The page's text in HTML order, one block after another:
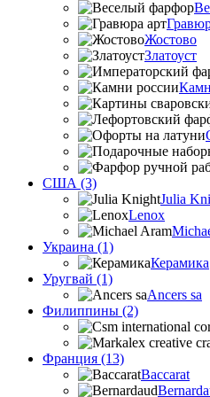
Жостово
Златоуст
США (3)
Julia
Lenox
Украина (1)
Керамика
Уругвай (1)
Ancers sa
Филиппины (2)
Франция (13)
Baccarat